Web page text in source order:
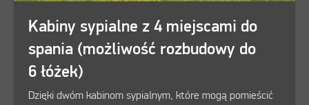
Kabiny sypialne z 4 miejscami do
spania (możliwość rozbudowy do
6 łóżek)
Dzięki dwóm kabinom sypialnym, które mogą pomieścić